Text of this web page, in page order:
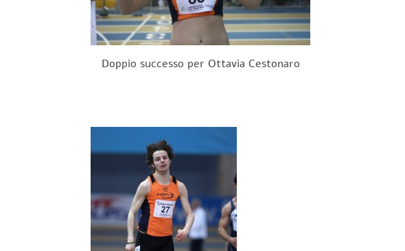
Doppio successo per Ottavia Cestonaro